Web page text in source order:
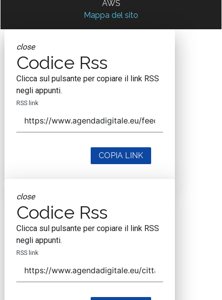
AWS
Mappa del sito
close
Codice Rss
Clicca sul pulsante per copiare il link RSS
negli appunti.
RSS link
COPIA LINK
close
Codice Rss
Clicca sul pulsante per copiare il link RSS
negli appunti.
RSS link